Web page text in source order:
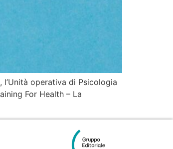
operativa di Psicologia
For Health – La